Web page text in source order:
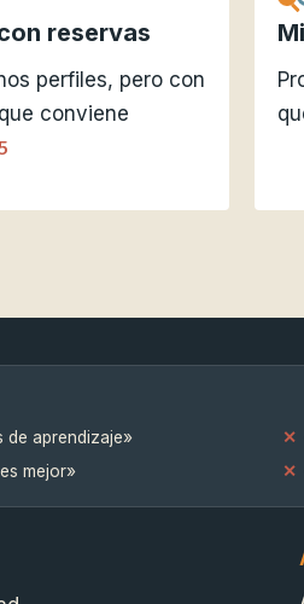
reservas
perfiles, pero con
conviene
de aprendizaje»
mejor»